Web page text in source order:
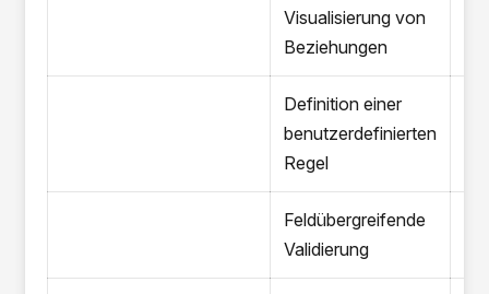
Visualisierung von
Beziehungen
Definition einer
benutzerdefinierten
Regel
Feldübergreifende
Validierung